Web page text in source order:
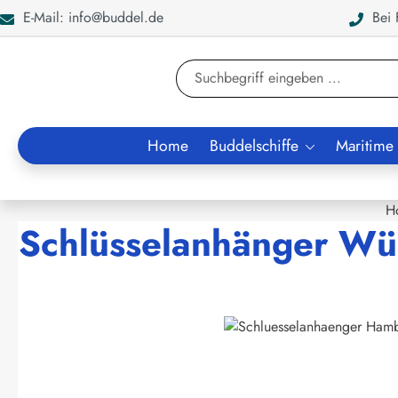
Zur Suche springen
E-Mail: info@buddel.de Bei
Home Buddelschiffe
Schlüsselanhänger